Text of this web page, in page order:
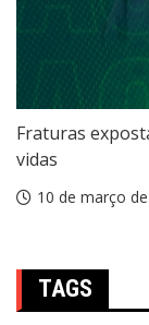
Fraturas
vidas
10 de março
TAGS